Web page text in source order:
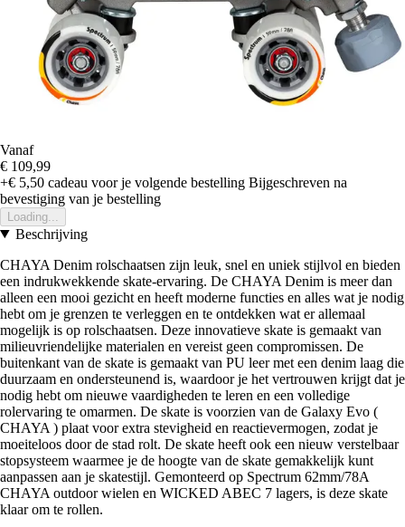
Vanaf
€ 109,99
+€ 5,50 cadeau voor je volgende bestelling Bijgeschreven na
bevestiging van je bestelling
Loading...
Beschrijving
CHAYA Denim rolschaatsen zijn leuk, snel en uniek stijlvol en bieden
een indrukwekkende skate-ervaring. De CHAYA Denim is meer dan
alleen een mooi gezicht en heeft moderne functies en alles wat je nodig
hebt om je grenzen te verleggen en te ontdekken wat er allemaal
mogelijk is op rolschaatsen. Deze innovatieve skate is gemaakt van
milieuvriendelijke materialen en vereist geen compromissen. De
buitenkant van de skate is gemaakt van PU leer met een denim laag die
duurzaam en ondersteunend is, waardoor je het vertrouwen krijgt dat je
nodig hebt om nieuwe vaardigheden te leren en een volledige
rolervaring te omarmen. De skate is voorzien van de Galaxy Evo (
CHAYA ) plaat voor extra stevigheid en reactievermogen, zodat je
moeiteloos door de stad rolt. De skate heeft ook een nieuw verstelbaar
stopsysteem waarmee je de hoogte van de skate gemakkelijk kunt
aanpassen aan je skatestijl. Gemonteerd op Spectrum 62mm/78A
CHAYA outdoor wielen en WICKED ABEC 7 lagers, is deze skate
klaar om te rollen.